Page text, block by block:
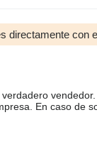
directamente con
En caso de